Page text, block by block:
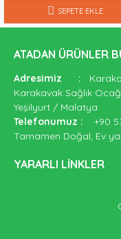
SEPETE EKLE
ATADAN ÜRÜNLER
Adresimiz :
Karakavak Sağlık
Yeşilyurt / Malatya
Telefonumuz : +90
Tamamen Doğal, Ev
YARARLI LINKLER